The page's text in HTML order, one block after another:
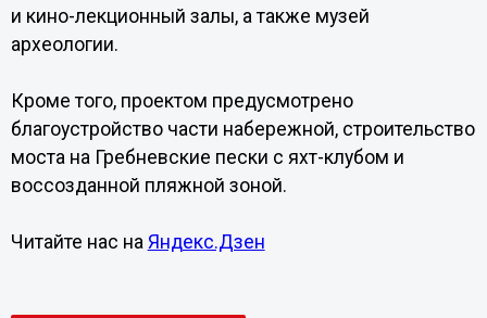
и кино-лекционный залы, а также музей
археологии.
Кроме того, проектом предусмотрено
благоустройство части набережной, строительство
моста на Гребневские пески с яхт-клубом и
воссозданной пляжной зоной.
Читайте нас на Яндекс.Дзен